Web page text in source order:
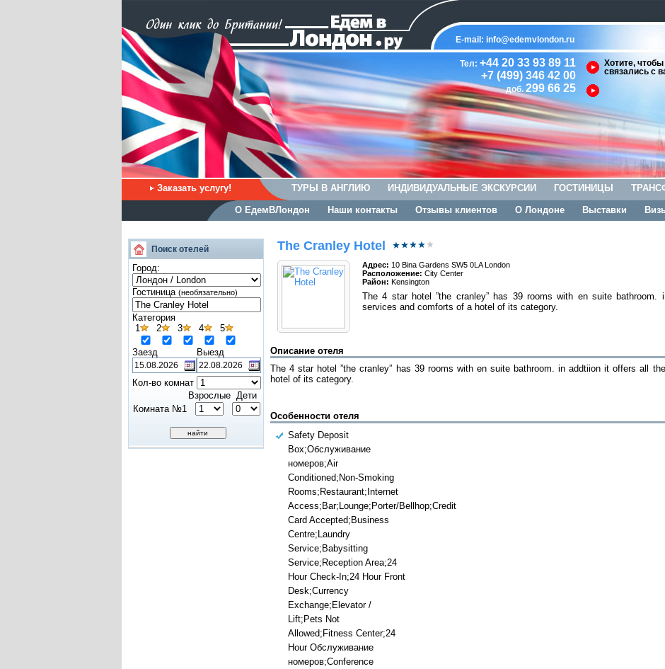
E-mail: info@edemvlondon.ru
Тел: +44 20 33 93 89 11
+7 (499) 346 42 00
доб. 299 66 25
Хотите,
связались с
Заказать услугу! ТУРЫ В АНГЛИЮ ИНДИВИДУАЛЬНЫЕ ЭКСКУРСИИ ГОСТИНИЦЫ
О ЕдемВЛондон Наши контакты Отзывы клиентов О Лондоне Выставки
Поиск отелей
Город:
Гостиница (необязательно)
Категория
1
2 3 4 5
Заезд Выезд
Кол-во комнат
Взрослые Дети
Комната №1
The Cranley Hotel
Адрес: 10 Bina Gardens SW5 0LA London
Расположение: City Center
Район: Kensington
The 4 star hotel ”the cranley” has 39 rooms with en suite
services and comforts of a hotel of its category.
Описание отеля
The 4 star hotel ”the cranley” has 39 rooms with en suite bathroom. in addtiion it offers all
hotel of its category.
Особенности отеля
Safety Deposit
Box;Обслуживание
номеров;Air
Conditioned;Non-Smoking
Rooms;Restaurant;Internet
Access;Bar;Lounge;Porter/Bellhop;Credit
Card Accepted;Business
Centre;Laundry
Service;Babysitting
Service;Reception Area;24
Hour Check-In;24 Hour Front
Desk;Currency
Exchange;Elevator /
Lift;Pets Not
Allowed;Fitness Center;24
Hour Обслуживание
номеров;Conference